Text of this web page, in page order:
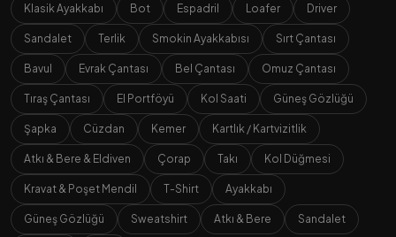
Klasik Ayakkabı Bot Espadril Loafer Driver
Sandalet Terlik Smokin Ayakkabısı Sırt Çantası
Bavul Evrak Çantası Bel Çantası Omuz Çantası
Tıraş Çantası El Portföyü Kol Saati Güneş Gözlüğü
Şapka Cüzdan Kemer Kartlık / Kartvizitlik
Atkı & Bere & Eldiven Çorap Takı Kol Düğmesi
Kravat & Poşet Mendil T-Shirt Ayakkabı
Güneş Gözlüğü Sweatshirt Atkı & Bere Sandalet